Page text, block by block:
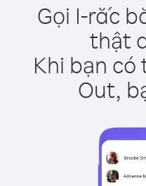
Gọi I-rắc
thật
Khi bạn
Out,